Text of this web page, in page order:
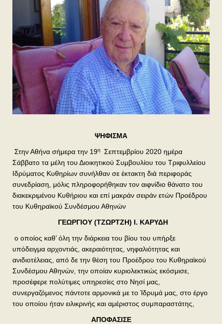
ΨΗΦΙΣΜΑ
Στην Αθήνα σήμερα την 19η
Σεπτεμβρίου 2020 ημέρα
Σάββατο τα μέλη του Διοικητικού Συμβουλίου του Τριφυλλείου
Ιδρύματος Κυθηρίων συνήλθαν σε έκτακτη διά περιφοράς
συνεδρίαση, μόλις πληροφορήθηκαν τον αιφνίδιο θάνατο του
διακεκριμένου Κυθήριου και επί μακράν σειράν ετών Προέδρου
του Κυθηραϊκού Συνδέσμου Αθηνών
ΓΕΩΡΓΙΟΥ (ΤΖΩΡΤΖΗ) Ι. ΚΑΡΥΔΗ
ο οποίος καθ’ όλη την διάρκεια του βίου του υπήρξε
υπόδειγμα αρχοντιάς, ακεραιότητας, νηφαλιότητας και
ανιδιοτέλειας, από δε την θέση του Προέδρου του Κυθηραϊκού
Συνδέσμου Αθηνών, την οποίαν κυριολεκτικώς εκόσμισε,
προσέφερε πολύτιμες υπηρεσίες στο Νησί μας,
συνεργαζόμενος πάντοτε αρμονικά με το Ίδρυμά μας, στο έργο
του οποίου ήταν ειλικρινής και αμέριστος συμπαραστάτης,
ΑΠΟΦΑΣΙΣΕ